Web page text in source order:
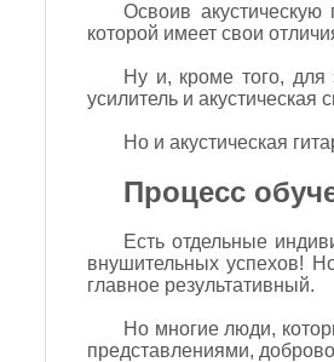
Освоив
которой имеет свои
Ну и, кроме того, для
усилитель и акустическая
Но и акустическая
Процесс
Есть отдельные
внушительных успехов!
главное результативный.
Но многие люди,
представлениями,